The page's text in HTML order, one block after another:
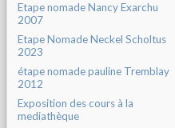
Etape nomade Nancy Exarchu
2007
Etape Nomade Neckel Scholtus
2023
étape nomade pauline Tremblay
2012
Exposition des cours à la
mediathèque